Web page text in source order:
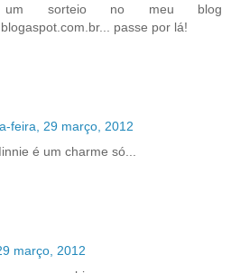
um sorteio no meu blog
passe por lá!
feira, 29 março, 2012
é um charme só...
março, 2012